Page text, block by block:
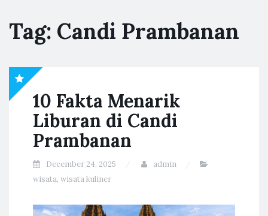
Tag: Candi Prambanan
10 Fakta Menarik
Liburan di Candi
Prambanan
December 24, 2025
admin
wisata, wisata kuliner